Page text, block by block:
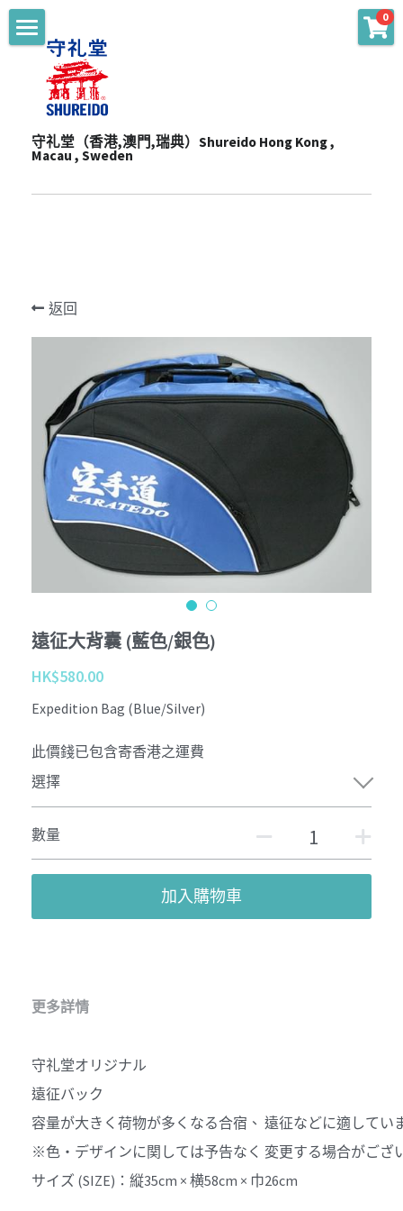
守礼堂（香港,澳門,瑞典）Shureido Hong Kong ,
Macau , Sweden
0
主頁 Main
起源 Story
服務 Services
影片頻道 Youtube Channel
空手衣 (最暢銷系列) Best Selling Gi
空手衣 (訓練用) Training Gi
色帶 Obi
個性化 Personalize
周邊商品 Merchandise
護具 Protectors
鍛鍊具 Training Mitt
沖繩傳統古武道 Okinawa Kobudo
空手道訓練營 Training Camp
網上空手道形比賽2020 E-Tournament
網上空手道形比賽暨組手挑戰賽2021 E-
Tournament
品牌合作 Brand Cooperation
最新消息 Latest News
頻道 Channel
Youtube
Instagram
Facebook
查詢 Enquiries
退貨條款 Return Terms
登錄/註冊
返回
遠征大背囊 (藍色/銀色)
HK$580.00
Expedition Bag (Blue/Silver)
此價錢已包含寄香港之運費
選擇
數量
加入購物車
更多詳情
守礼堂オリジナル
遠征バック
容量が大きく荷物が多くなる合宿、 遠征などに適してい
※色・デザインに関しては予告なく 変更する場合がござ
サイズ (SIZE)：縦35cm × 横58cm × 巾26cm
WKF Approved
Karate Gi - Top
Mitt
Kobudo